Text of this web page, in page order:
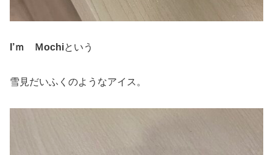
I’ｍ Ｍochiという
雪見だいふくのようなアイス。